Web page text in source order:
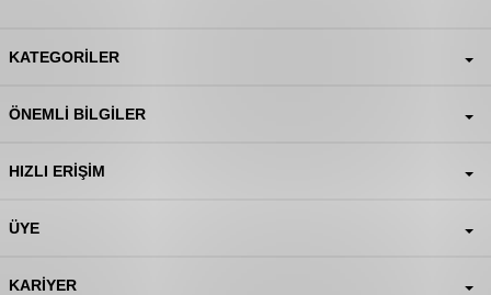
KATEGORILER
ÖNEMLI BILGILER
HIZLI ERIŞIM
ÜYE
KARIYER